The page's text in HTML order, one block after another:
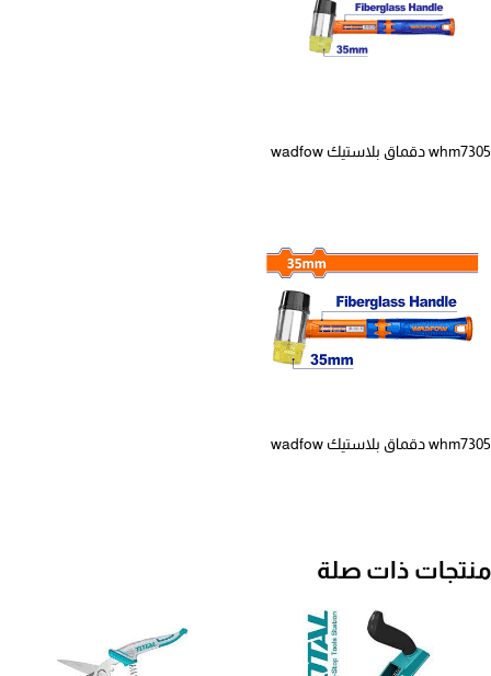
whm7305 دقماق بلاستيك wadfow
whm7305 دقماق بلاستيك wadfow
منتجات ذات صلة